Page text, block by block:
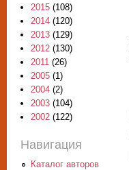
2015 (108)
2014 (120)
2013 (129)
2012 (130)
2011 (26)
2005 (1)
2004 (2)
2003 (104)
2002 (122)
Навигация
Каталог авторов